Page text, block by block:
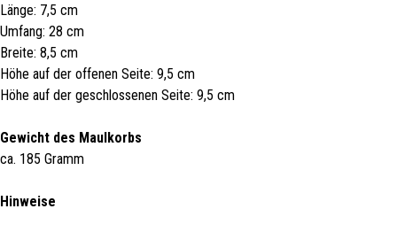
Länge: 7,5 cm
Umfang: 28 cm
Breite: 8,5 cm
Höhe auf der offenen Seite: 9,5 cm
Höhe auf der geschlossenen Seite: 9,5 cm
Gewicht des Maulkorbs
ca. 185 Gramm
Hinweise